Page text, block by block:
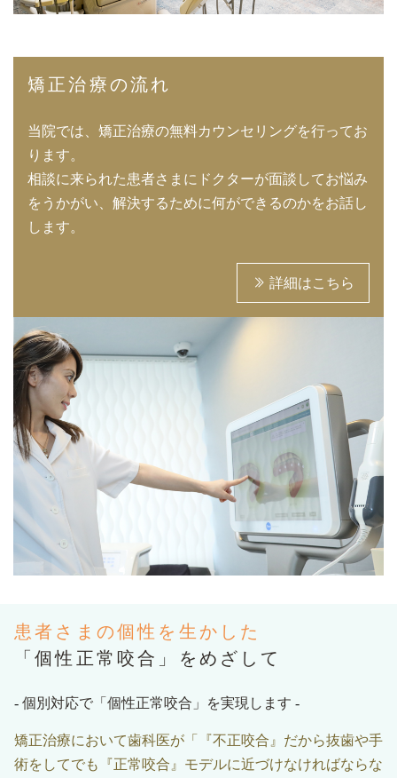
矯正治療の流れ
当院では、矯正治療の無料カウンセリングを行ってお
ります。
相談に来られた患者さまにドクターが面談してお悩み
をうかがい、解決するために何ができるのかをお話し
します。
詳細はこちら
患者さまの個性を生かした
「個性正常咬合」をめざして
- 個別対応で「個性正常咬合」を実現します -
矯正治療において歯科医が「『不正咬合』だから抜歯や手
術をしてでも『正常咬合』モデルに近づけなければならな